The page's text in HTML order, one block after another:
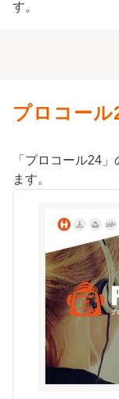
す。
プロコー
「プロコール24
ます。